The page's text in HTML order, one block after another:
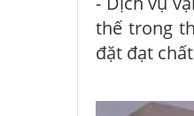
thế trong
đặt đạt